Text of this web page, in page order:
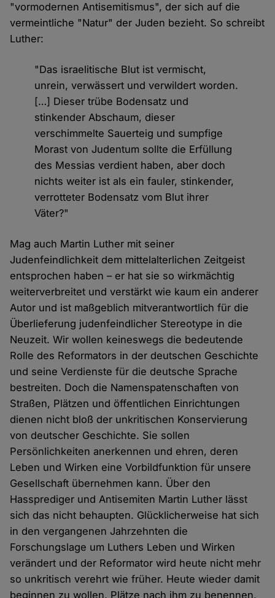
"vormodernen Antisemitismus", der sich auf die
vermeintliche "Natur" der Juden bezieht. So schreibt
Luther:
"Das israelitische Blut ist vermischt,
unrein, verwässert und verwildert worden.
[…] Dieser trübe Bodensatz und
stinkender Abschaum, dieser
verschimmelte Sauerteig und sumpfige
Morast von Judentum sollte die Erfüllung
des Messias verdient haben, aber doch
nichts weiter ist als ein fauler, stinkender,
verrotteter Bodensatz vom Blut ihrer
Väter?"
Mag auch Martin Luther mit seiner
Judenfeindlichkeit dem mittelalterlichen Zeitgeist
entsprochen haben – er hat sie so wirkmächtig
weiterverbreitet und verstärkt wie kaum ein anderer
Autor und ist maßgeblich mitverantwortlich für die
Überlieferung judenfeindlicher Stereotype in die
Neuzeit. Wir wollen keineswegs die bedeutende
Rolle des Reformators in der deutschen Geschichte
und seine Verdienste für die deutsche Sprache
bestreiten. Doch die Namenspatenschaften von
Straßen, Plätzen und öffentlichen Einrichtungen
dienen nicht bloß der unkritischen Konservierung
von deutscher Geschichte. Sie sollen
Persönlichkeiten anerkennen und ehren, deren
Leben und Wirken eine Vorbildfunktion für unsere
Gesellschaft übernehmen kann. Über den
Hassprediger und Antisemiten Martin Luther lässt
sich das nicht behaupten. Glücklicherweise hat sich
in den vergangenen Jahrzehnten die
Forschungslage um Luthers Leben und Wirken
verändert und der Reformator wird heute nicht mehr
so unkritisch verehrt wie früher. Heute wieder damit
beginnen zu wollen, Plätze nach ihm zu benennen,